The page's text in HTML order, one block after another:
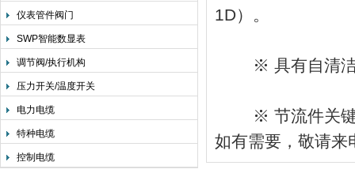
仪表管件阀门
SWP智能数显表
调节阀/执行机构
压力开关/温度开关
电力电缆
特种电缆
控制电缆
1D）。
※ 具有自清洁
※ 节流件关键部
如有需要，敬请来